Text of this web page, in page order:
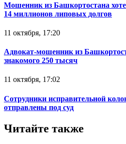
Мошенник из Башкортостана
14 миллионов липовых долгов
11 октября, 17:20
Адвокат-мошенник из
знакомого 250 тысяч
11 октября, 17:02
Сотрудники исправительной
отправлены под суд
Читайте также